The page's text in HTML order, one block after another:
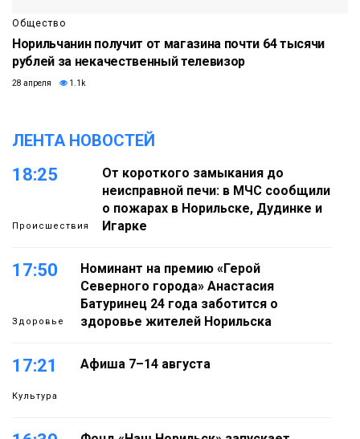
Общество
Норильчанин получит от магазина почти 64 тысячи
рублей за некачественный телевизор
28 апреля 1.1k
ЛЕНТА НОВОСТЕЙ
18:25
Происшествия
От короткого замыкания до
неисправной печи: в МЧС сообщили
о пожарах в Норильске, Дудинке и
Игарке
17:50
Здоровье
Номинант на премию «Герой
Северного города» Анастасия
Батуринец 24 года заботится о
здоровье жителей Норильска
17:21
Культура
Афиша 7–14 августа